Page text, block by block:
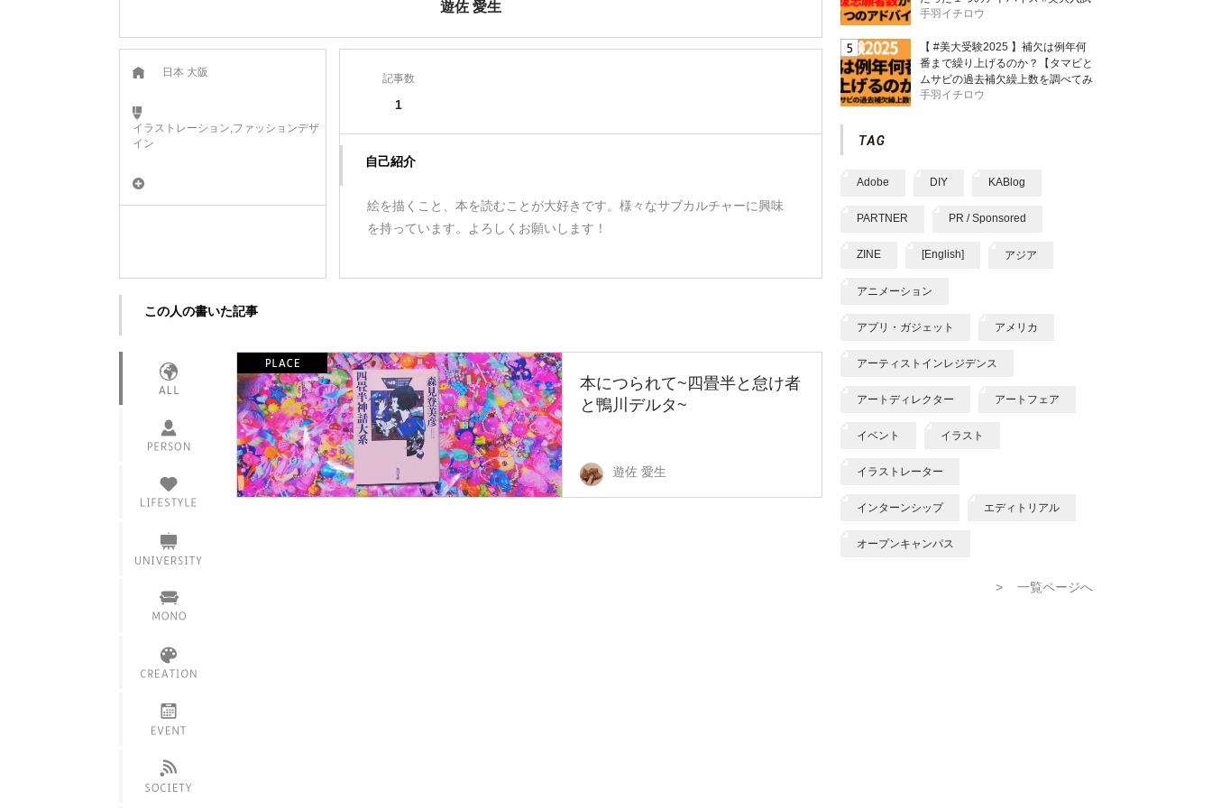
遊佐 愛生
日本 大阪
イラストレーション,ファッションデザ
イン
記事数
1
自己紹介
絵を描くこと、本を読むことが大好きです。様々なサブカルチャーに興味
を持っています。よろしくお願いします！
この人の書いた記事
インタビュー
衣
住
課題
仲間・友達
家具
サービス
その他のモノ
スキル・技術
展覧会・展示
本につられて~四畳半と怠け者
と鴨川デルタ~
遊佐 愛生
手羽イチロウ
【 #美大受験2025 】補欠は例年何
番まで繰り上げるのか？【タマビと
ムサビの過去補欠繰上数を調べてみ
た】
手羽イチロウ
Adobe DIY KABlog
PARTNER PR / Sponsored
ZINE [English] アジア
アニメーション
アプリ・ガジェット アメリカ
アーティストインレジデンス
アートディレクター アートフェア
イベント イラスト
イラストレーター
インターンシップ エディトリアル
オープンキャンパス
> 一覧ページへ